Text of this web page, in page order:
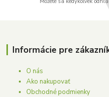
Informácie pre
O nás
Ako nakupovať
Obchodné podmienky